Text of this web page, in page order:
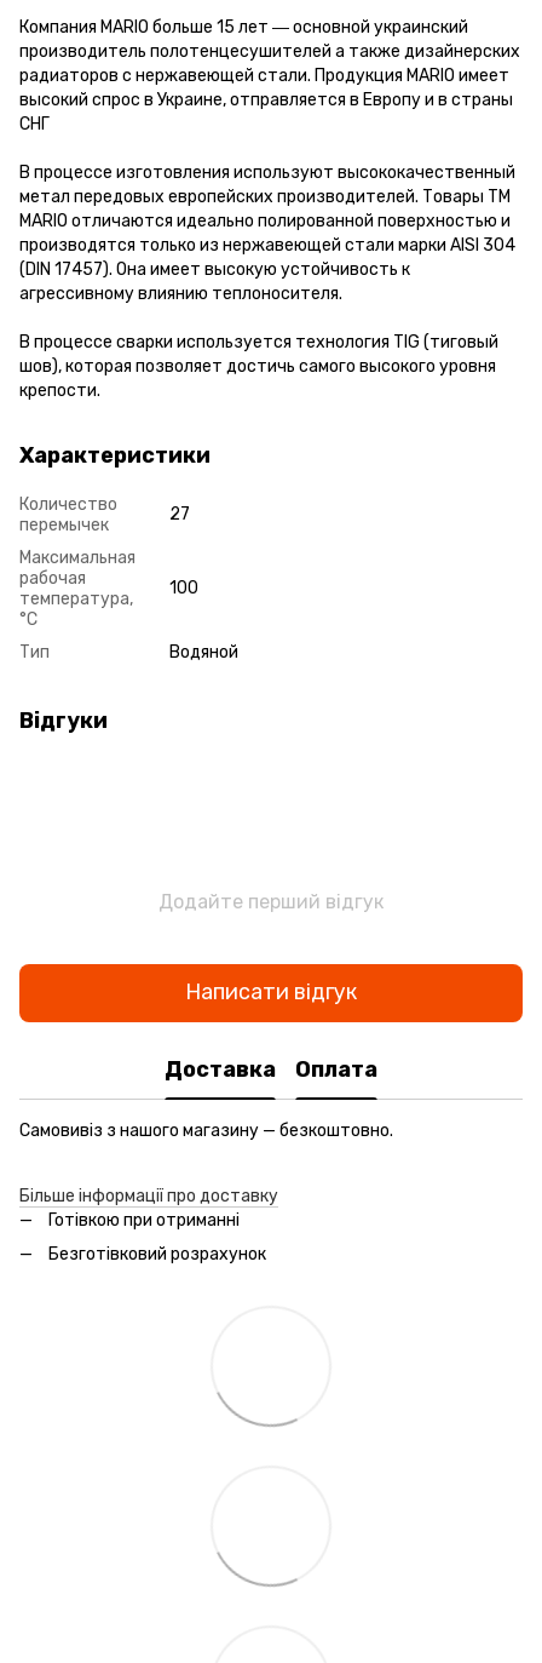
Компания MARIO больше 15 лет ― основной украинский
производитель полотенцесушителей а также дизайнерских
радиаторов с нержавеющей стали. Продукция MARIO имеет
высокий спрос в Украине, отправляется в Европу и в страны
СНГ
В процессе изготовления используют высококачественный
метал передовых европейских производителей. Товары ТМ
MARIO отличаются идеально полированной поверхностью и
производятся только из нержавеющей стали марки AISI 304
(DIN 17457). Она имеет высокую устойчивость к
агрессивному влиянию теплоносителя.
В процессе сварки используется технология TIG (тиговый
шов), которая позволяет достичь самого высокого уровня
крепости.
Характеристики
Количество
перемычек
27
Максимальная
рабочая
температура,
°С
100
Тип Водяной
Відгуки
Додайте перший відгук
Написати відгук
Доставка Оплата
Самовивіз з нашого магазину — безкоштовно.
Більше інформації про доставку
Готівкою при отриманні
Безготівковий розрахунок